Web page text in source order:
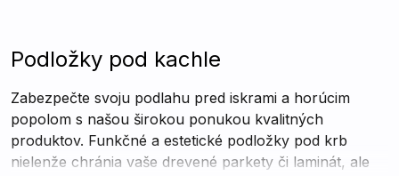
Podložky pod kachle
Zabezpečte svoju podlahu pred iskrami a horúcim
popolom s našou širokou ponukou kvalitných
produktov. Funkčné a estetické podložky pod krb
nielenže chránia vaše drevené parkety či laminát, ale